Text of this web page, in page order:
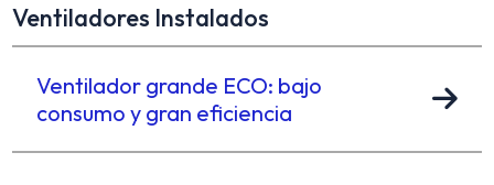
Ventiladores Instalados
Ventilador grande ECO: bajo
consumo y gran eficiencia